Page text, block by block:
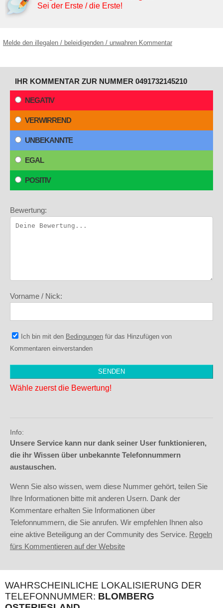
Sei der Erste / die Erste!
Melde den illegalen / beleidigenden / unwahren Kommentar
IHR KOMMENTAR ZUR NUMMER 0491732145210
NEGATIV
VERWIRREND
UNBEKANNTE
EGAL
POSITIV
Bewertung:
Vorname / Nick:
Ich bin mit den Bedingungen für das Hinzufügen von
Kommentaren einverstanden
Wähle zuerst die Bewertung!
Info:
Unsere Service kann nur dank seiner User funktionieren,
die ihr Wissen über unbekannte Telefonnummern
austauschen.
Wenn Sie also wissen, wem diese Nummer gehört, teilen Sie
Ihre Informationen bitte mit anderen Usern. Dank der
Kommentare erhalten Sie Informationen über
Telefonnummern, die Sie anrufen. Wir empfehlen Ihnen also
eine aktive Beteiligung an der Community des Service. Regeln
fürs Kommentieren auf der Website
WAHRSCHEINLICHE LOKALISIERUNG DER
TELEFONNUMMER: BLOMBERG